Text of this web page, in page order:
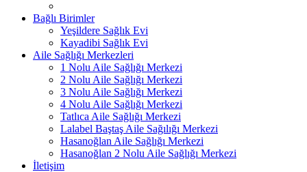
Bağlı Birimler
Yeşildere Sağlık Evi
Kayadibi Sağlık Evi
Aile Sağlığı Merkezleri
1 Nolu Aile Sağlığı Merkezi
2 Nolu Aile Sağlığı Merkezi
3 Nolu Aile Sağlığı Merkezi
4 Nolu Aile Sağlığı Merkezi
Tatlıca Aile Sağlığı Merkezi
Lalabel Baştaş Aile Sağılığı Merkezi
Hasanoğlan Aile Sağlığı Merkezi
Hasanoğlan 2 Nolu Aile Sağlığı Merkezi
İletişim